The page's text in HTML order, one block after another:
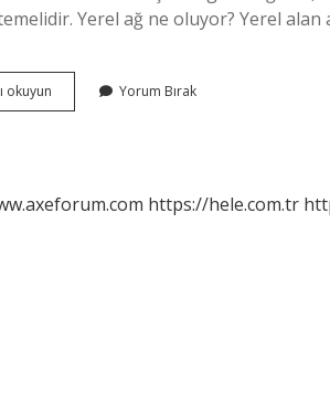
Yerel ağ ne oluyor? Yerel alan
okuyun
Ağ
Yorum Bırak
https://hele.com.tr